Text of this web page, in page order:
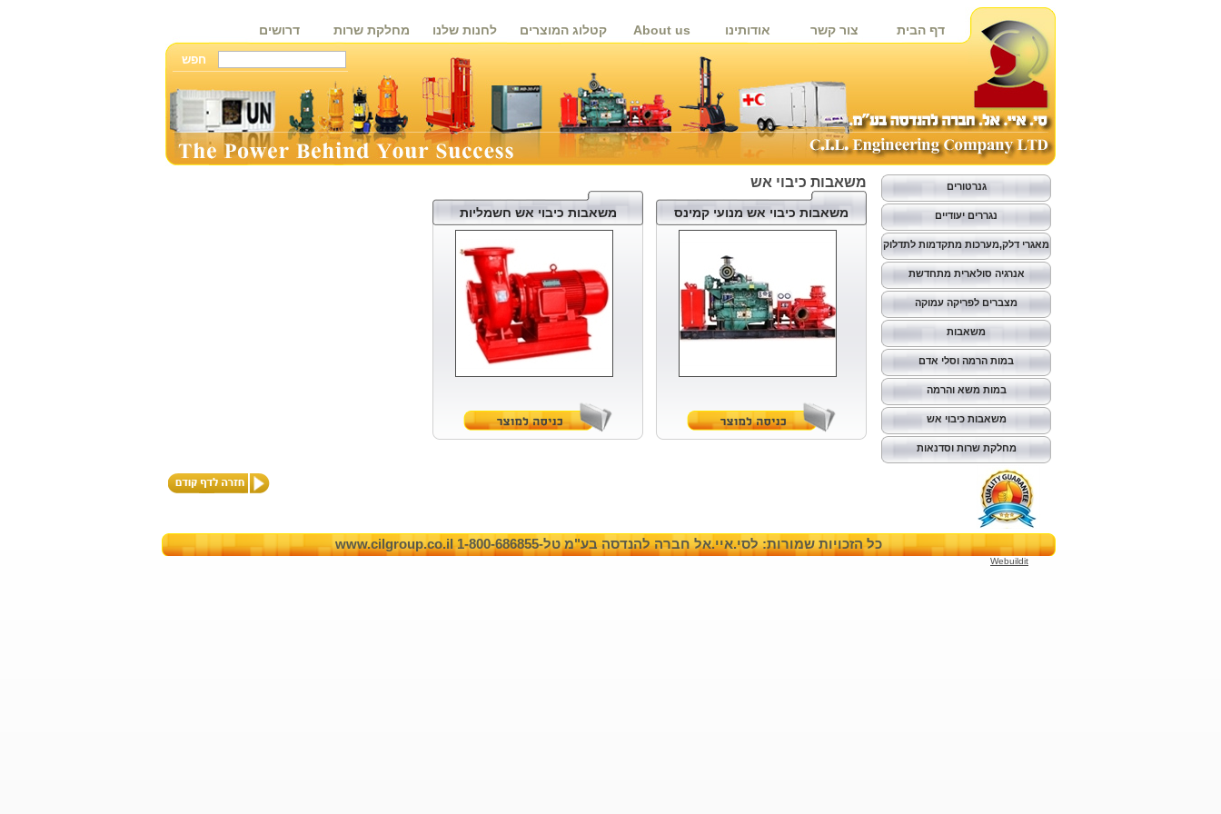
דף הבית צור קשר אודותינו About us קטלוג המוצרים לחנות שלנו מחלקת שרות דרושים
גנרטורים
נגררים יעודיים
מאגרי דלק,מערכות מתקדמות לתדלוק
אנרגיה סולארית מתחדשת
מצברים לפריקה עמוקה
משאבות
במות הרמה וסלי אדם
במות משא והרמה
משאבות כיבוי אש
מחלקת שרות וסדנאות
משאבות כיבוי אש
משאבות כיבוי אש מנועי קמינס משאבות כיבוי אש חשמליות
כל הזכויות שמורות: לסי.איי.אל חברה להנדסה בע"מ טל-1-800-686855 www.cilgroup.co.il
Webuildit